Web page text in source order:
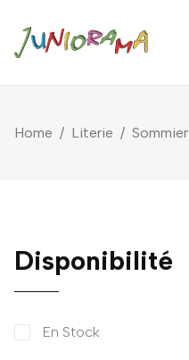
Home / Literie / Sommier
Disponibilité
En Stock